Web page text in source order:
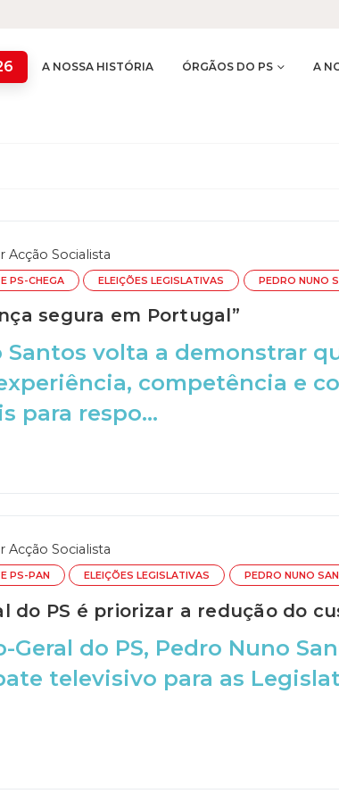
A NOSSA HISTÓRIA ÓRGÃOS DO PS A
Acção Socialista
PS-CHEGA ELEIÇÕES LEGISLATIVAS PEDRO NUNO
segura em Portugal”
Santos volta a demonstrar
competência e
para respo...
Acção Socialista
PS-PAN ELEIÇÕES LEGISLATIVAS PEDRO NUNO
do PS é priorizar a redução do
Geral do PS, Pedro Nuno
televisivo para as